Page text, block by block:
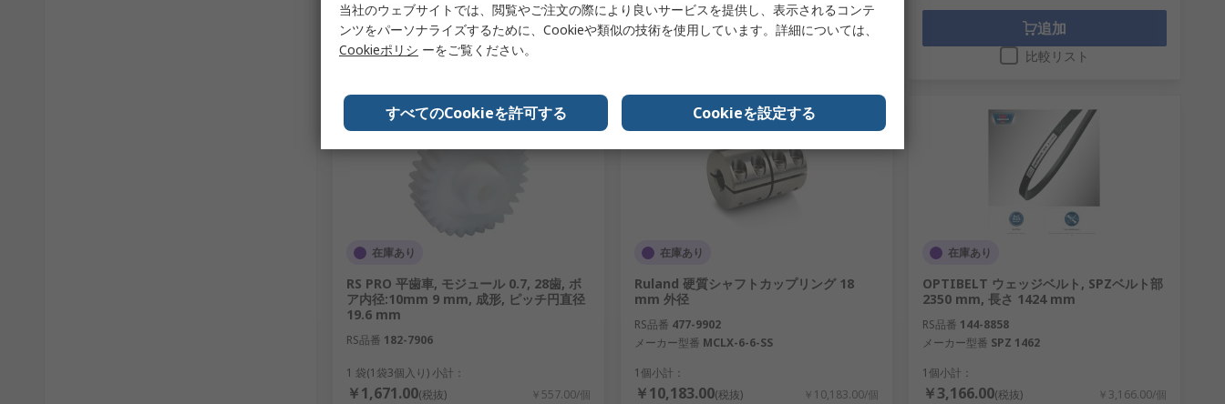
追加
比較リスト
追加 追加
比較リスト
在庫あり
RS PRO 平歯車, モジュール 0.7, 28歯, ボ
ア内径:10mm 9 mm, 成形, ピッチ円直径
19.6 mm
RS品番 182-7906
1 袋(1袋3個入り) 小計：
￥1,671.00(税抜) ￥557.00/個
在庫あり
Ruland 硬質シャフトカップリング 18
mm 外径
RS品番 477-9902
メーカー型番 MCLX-6-6-SS
1個小計：
￥10,183.00(税抜) ￥10,183.00/個
在庫あり
OPTIBELT ウェッジベルト, SPZベルト部
2350 mm, 長さ 1424 mm
RS品番 144-8858
メーカー型番 SPZ 1462
1個小計：
￥3,166.00(税抜) ￥3,166.00/個
当社のウェブサイトでは、閲覧やご注文の際により良いサービスを提供し、表示されるコンテ
ンツをパーソナライズするために、Cookieや類似の技術を使用しています。詳細については、
Cookieポリシ ーをご覧ください。
すべてのCookieを許可する Cookieを設定する